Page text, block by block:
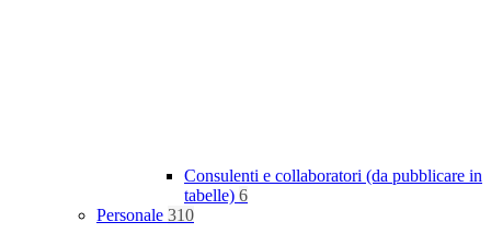
Consulenti e collaboratori (da pubblicare in
tabelle) 6
Personale 310